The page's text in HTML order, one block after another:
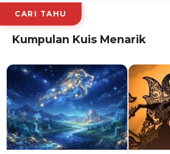
CARI TAHU
Kumpulan Kuis Menarik